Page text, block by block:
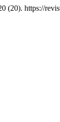
(20). https://